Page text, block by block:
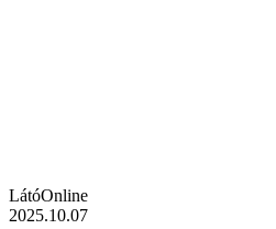
LátóOnline
2025.10.07